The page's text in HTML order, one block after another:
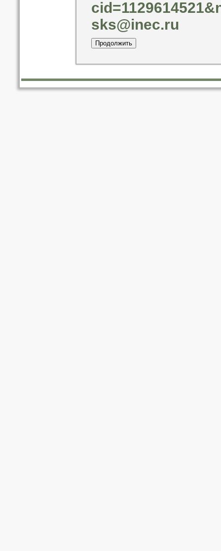
sks@inec.ru